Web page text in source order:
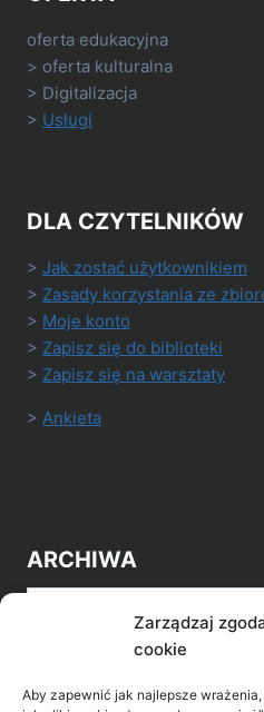
Zarządzaj
cookie
Aby zapewnić jak najlepsze
oferta edukacyjna
> oferta kulturalna
> Digitalizacja
> Usługi
DLA CZYTELNIKÓW
> Jak zostać użytkownikiem
> Zasady korzystania ze
> Moje konto
> Zapisz się do biblioteki
> Zapisz się na warsztaty
> Ankieta
ARCHIWA
Archiwa